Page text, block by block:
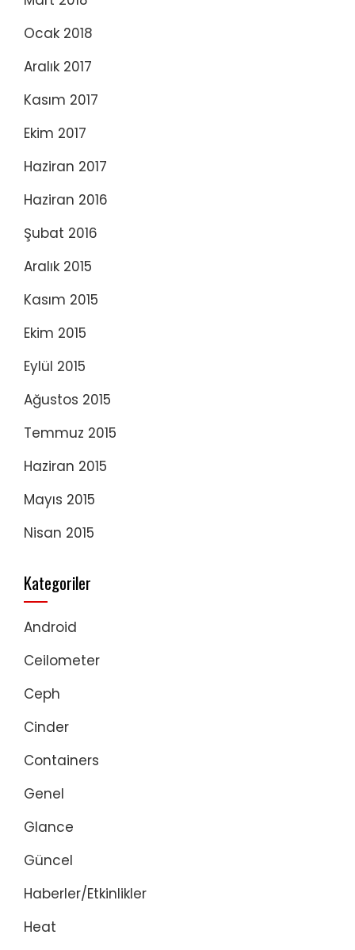
Ocak 2018
Aralık 2017
Kasım 2017
Ekim 2017
Haziran 2017
Haziran 2016
Şubat 2016
Aralık 2015
Kasım 2015
Ekim 2015
Eylül 2015
Ağustos 2015
Temmuz 2015
Haziran 2015
Mayıs 2015
Nisan 2015
Kategoriler
Android
Ceilometer
Ceph
Cinder
Containers
Genel
Glance
Güncel
Haberler/Etkinlikler
Heat